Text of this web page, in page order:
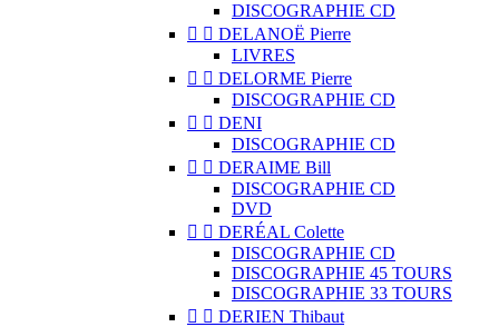
DISCOGRAPHIE CD
  DELANOË Pierre
LIVRES
  DELORME Pierre
DISCOGRAPHIE CD
  DENI
DISCOGRAPHIE CD
  DERAIME Bill
DISCOGRAPHIE CD
DVD
  DERÉAL Colette
DISCOGRAPHIE CD
DISCOGRAPHIE 45 TOURS
DISCOGRAPHIE 33 TOURS
  DERIEN Thibaut